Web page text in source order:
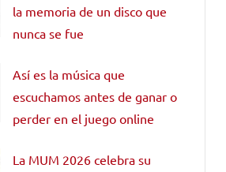
la memoria de un disco que
nunca se fue
Así es la música que
escuchamos antes de ganar o
perder en el juego online
La MUM 2026 celebra su